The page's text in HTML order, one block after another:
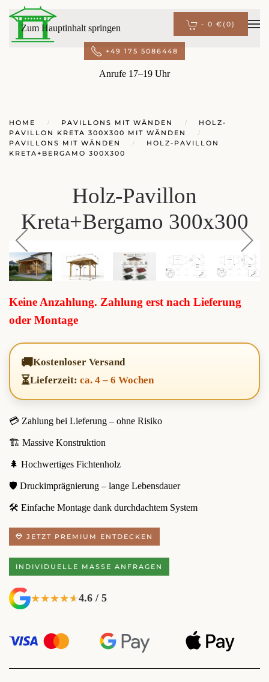
Zum Hauptinhalt springen - 0 € (0)
+49 175 5086448
Anrufe 17–19 Uhr
HOME PAVILLONS MIT WÄNDEN
HOLZ-
PAVILLON KRETA 300X300 MIT WÄNDEN
PAVILLONS MIT WÄNDEN
HOLZ-PAVILLON
KRETA+BERGAMO 300X300
Holz-Pavillon
Kreta+Bergamo 300x300
Keine Anzahlung. Zahlung erst nach Lieferung
oder Montage
🚚Kostenloser Versand
⏳Lieferzeit: ca. 4 – 6 Wochen
💳 Zahlung bei Lieferung – ohne Risiko
🏗️ Massive Konstruktion
🌲 Hochwertiges Fichtenholz
🛡️ Druckimprägnierung – lange Lebensdauer
🛠️ Einfache Montage dank durchdachtem System
JETZT PREMIUM ENTDECKEN
INDIVIDUELLE MASSE ANFRAGEN
★★★★★
★★★★★4.6 / 5